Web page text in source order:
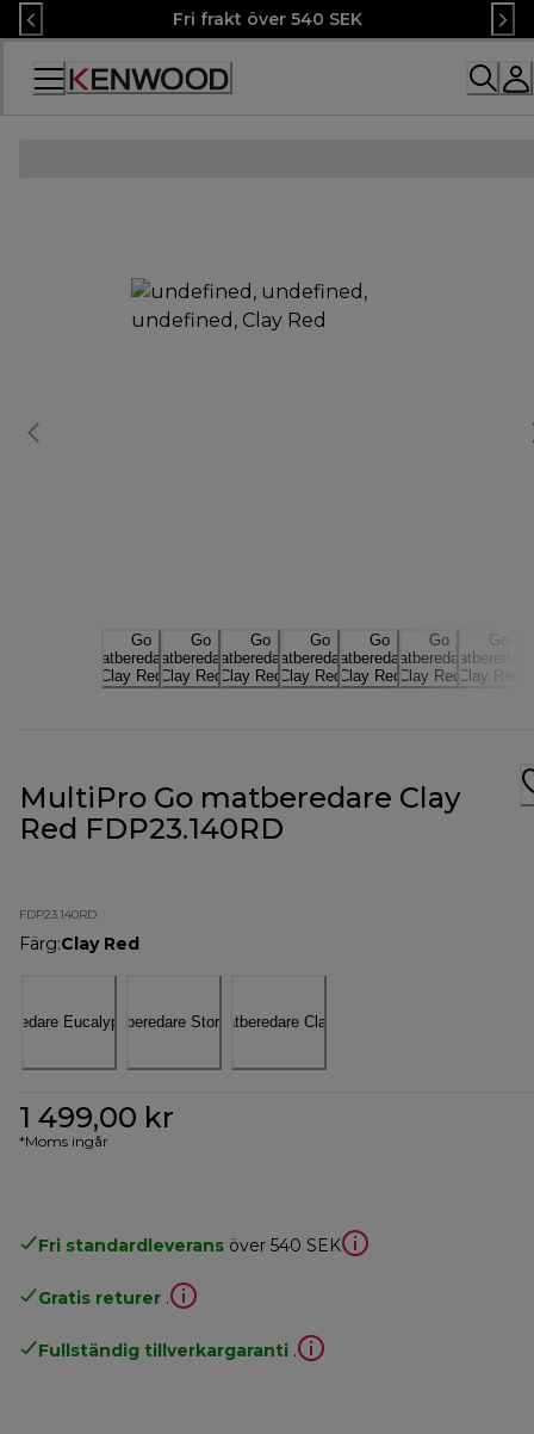
Skip
to
Content
Fri frakt över 540 SEK
Accessibility
MultiPro Go matberedare Clay
Red FDP23.140RD
FDP23.140RD
Färg:Clay Red
1 499,00 kr
*Moms ingår
Fri standardleverans över 540 SEK
Gratis returer .
Fullständig tillverkargaranti .